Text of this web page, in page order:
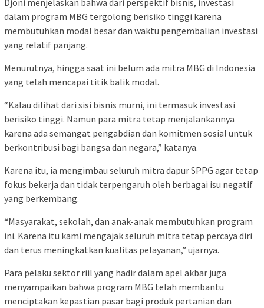
Djoni menjelaskan bahwa dari perspektif bisnis, investasi
dalam program MBG tergolong berisiko tinggi karena
membutuhkan modal besar dan waktu pengembalian investasi
yang relatif panjang.
Menurutnya, hingga saat ini belum ada mitra MBG di Indonesia
yang telah mencapai titik balik modal.
“Kalau dilihat dari sisi bisnis murni, ini termasuk investasi
berisiko tinggi. Namun para mitra tetap menjalankannya
karena ada semangat pengabdian dan komitmen sosial untuk
berkontribusi bagi bangsa dan negara,” katanya.
Karena itu, ia mengimbau seluruh mitra dapur SPPG agar tetap
fokus bekerja dan tidak terpengaruh oleh berbagai isu negatif
yang berkembang.
“Masyarakat, sekolah, dan anak-anak membutuhkan program
ini. Karena itu kami mengajak seluruh mitra tetap percaya diri
dan terus meningkatkan kualitas pelayanan,” ujarnya.
Para pelaku sektor riil yang hadir dalam apel akbar juga
menyampaikan bahwa program MBG telah membantu
menciptakan kepastian pasar bagi produk pertanian dan